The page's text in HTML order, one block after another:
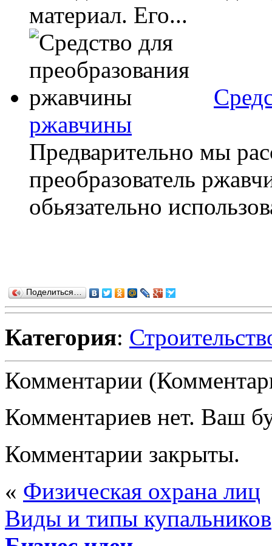
материал. Его...
ржавчины
Предварительно мы
преобразователь
обьязательно
Поделиться…
Категория:
Комментарии
Комментариев нет. Ваш
Комментарии закрыты.
« Физическая охрана лиц
Виды и типы купальников